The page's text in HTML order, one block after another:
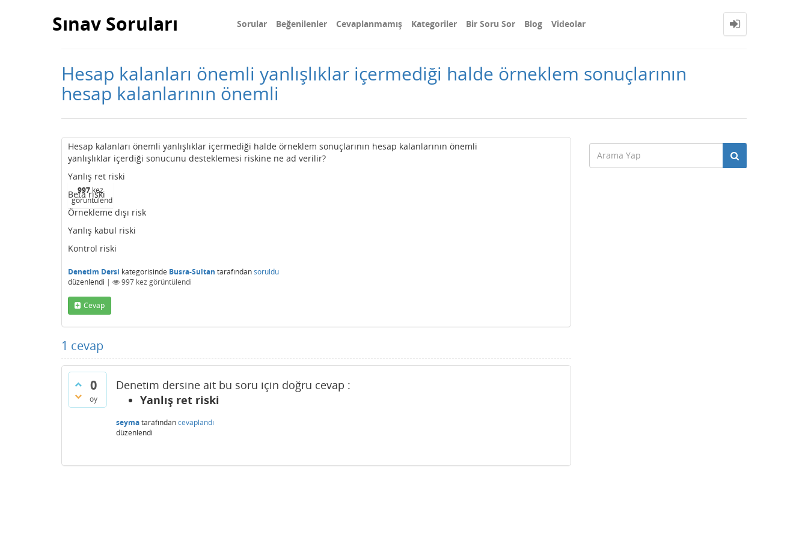
Sınav Soruları Sorular Beğenilenler Cevaplanmamış Kategoriler Bir Soru Sor Blog Videolar
Hesap kalanları önemli yanlışlıklar içermediği halde örneklem sonuçlarının
hesap kalanlarının önemli
997 kez
görüntülendi
Hesap kalanları önemli yanlışlıklar içermediği halde örneklem sonuçlarının hesap kalanlarının önemli
yanlışlıklar içerdiği sonucunu desteklemesi riskine ne ad verilir?
Yanlış ret riski
Beta riski
Örnekleme dışı risk
Yanlış kabul riski
Kontrol riski
Denetim Dersi kategorisinde Busra-Sultan tarafındansoruldu
düzenlendi | 997 kez görüntülendi
Cevap
1 cevap
0
oy
Denetim dersine ait bu soru için doğru cevap :
Yanlış ret riski
seymatarafındancevaplandı
düzenlendi